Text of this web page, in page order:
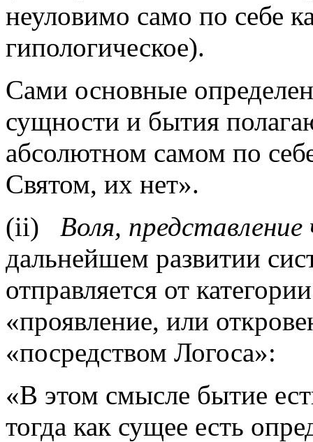
неуловимо само по себе
гипологическое).
Сами основные
сущности и бытия
абсолютном самом по
Святом, их нет».
(ii)
Воля,
дальнейшем развитии
отправляется от
«проявление, или
«посредством Логоса»:
«В этом смысле бытие
тогда как сущее есть